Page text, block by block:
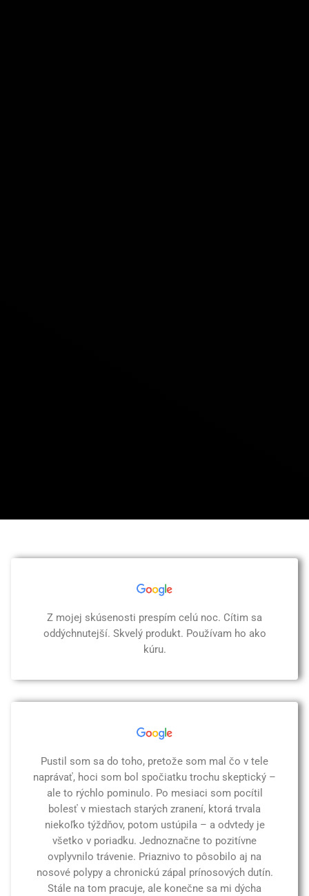
Z mojej skúsenosti prespím celú noc. Cítim sa
oddýchnutejší. Skvelý produkt. Používam ho ako
kúru.
Pustil som sa do toho, pretože som mal čo v tele
naprávať, hoci som bol spočiatku trochu skeptický –
ale to rýchlo pominulo. Po mesiaci som pocítil
bolesť v miestach starých zranení, ktorá trvala
niekoľko týždňov, potom ustúpila – a odvtedy je
všetko v poriadku. Jednoznačne to pozitívne
ovplyvnilo trávenie. Priaznivo to pôsobilo aj na
nosové polypy a chronickú zápal prínosových dutín.
Stále na tom pracuje, ale konečne sa mi dýcha